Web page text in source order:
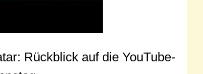
Rückblick auf die YouTube-